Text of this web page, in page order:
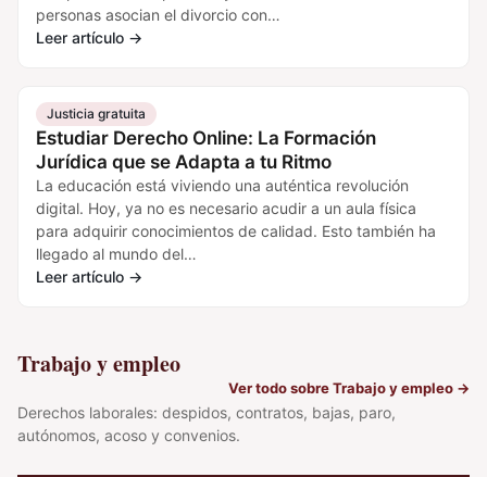
personas asocian el divorcio con…
Leer artículo →
Justicia gratuita
Estudiar Derecho Online: La Formación
Jurídica que se Adapta a tu Ritmo
La educación está viviendo una auténtica revolución
digital. Hoy, ya no es necesario acudir a un aula física
para adquirir conocimientos de calidad. Esto también ha
llegado al mundo del…
Leer artículo →
Trabajo y empleo
Derechos laborales: despidos, contratos, bajas, paro,
autónomos, acoso y convenios.
Ver todo sobre Trabajo y empleo →